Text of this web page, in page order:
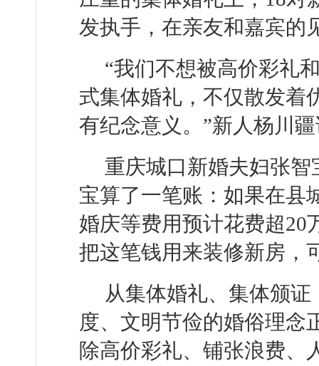
发执手，在亲友和嘉宾的
“我们不想被高价彩礼
式集体婚礼，不仅散发着
有纪念意义。”新人杨川
重庆城口新婚夫妇张
宝算了一笔账：如果在县
婚庆等费用预计花费超20
把这笔钱用来装修新房，
从集体婚礼、集体颁
度、文明节俭的婚俗理念
除高价彩礼、铺张浪费、